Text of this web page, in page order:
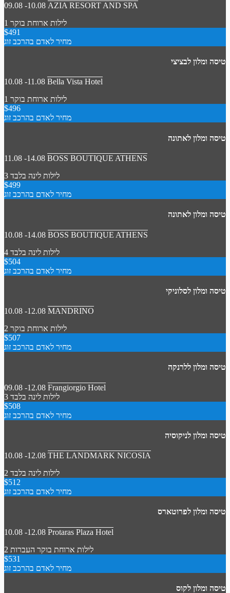
09.08 -10.08 AZIA RESORT AND SPA
1 לילות ארוחת בוקר
$491
מחיר לאדם בהרכב זוג
טיסה ומלון לבציצי
10.08 -11.08 Bella Vista Hotel
1 לילות ארוחת בוקר
$496
מחיר לאדם בהרכב זוג
טיסה ומלון לאתונה
11.08 -14.08 BOSS BOUTIQUE ATHENS
3 לילות לינה בלבד
$499
מחיר לאדם בהרכב זוג
טיסה ומלון לאתונה
10.08 -14.08 BOSS BOUTIQUE ATHENS
4 לילות לינה בלבד
$504
מחיר לאדם בהרכב זוג
טיסה ומלון לסלוניקי
10.08 -12.08 MANDRINO
2 לילות ארוחת בוקר
$507
מחיר לאדם בהרכב זוג
טיסה ומלון ללרנקה
09.08 -12.08 Frangiorgio Hotel
3 לילות לינה בלבד
$508
מחיר לאדם בהרכב זוג
טיסה ומלון לניקוסיה
10.08 -12.08 THE LANDMARK NICOSIA
2 לילות לינה בלבד
$512
מחיר לאדם בהרכב זוג
טיסה ומלון לפרוטארס
10.08 -12.08 Protaras Plaza Hotel
2 לילות ארוחת בוקר העברות
$531
מחיר לאדם בהרכב זוג
טיסה ומלון לקוס